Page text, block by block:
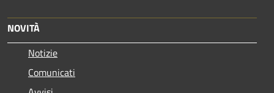
NOVITÀ
Notizie
Comunicati